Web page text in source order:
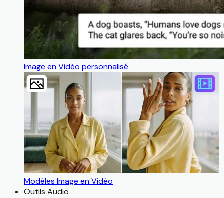
Image en Vidéo personnalisé
Modèles Image en Vidéo
Outils Audio